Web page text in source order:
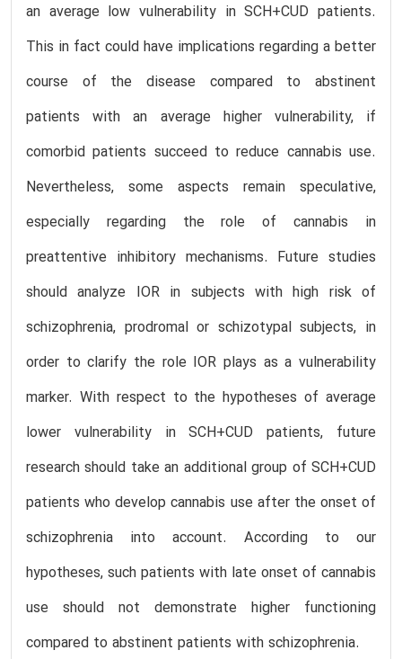
an average low vulnerability in SCH+CUD patients.
This in fact could have implications regarding a better
course of the disease compared to abstinent
patients with an average higher vulnerability, if
comorbid patients succeed to reduce cannabis use.
Nevertheless, some aspects remain speculative,
especially regarding the role of cannabis in
preattentive inhibitory mechanisms. Future studies
should analyze IOR in subjects with high risk of
schizophrenia, prodromal or schizotypal subjects, in
order to clarify the role IOR plays as a vulnerability
marker. With respect to the hypotheses of average
lower vulnerability in SCH+CUD patients, future
research should take an additional group of SCH+CUD
patients who develop cannabis use after the onset of
schizophrenia into account. According to our
hypotheses, such patients with late onset of cannabis
use should not demonstrate higher functioning
compared to abstinent patients with schizophrenia.